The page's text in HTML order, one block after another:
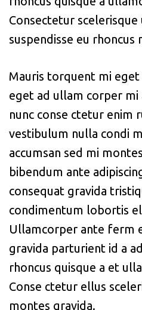
Consectetur
suspendisse eu rhoncus
Mauris torquent mi
eget ad ullam corper
nunc conse ctetur enim
vestibulum nulla condi
accumsan sed mi
bibendum ante
consequat gravida
condimentum lobortis
Ullamcorper ante ferm
gravida parturient id a
rhoncus quisque a et
Conse ctetur ellus
montes gravida.